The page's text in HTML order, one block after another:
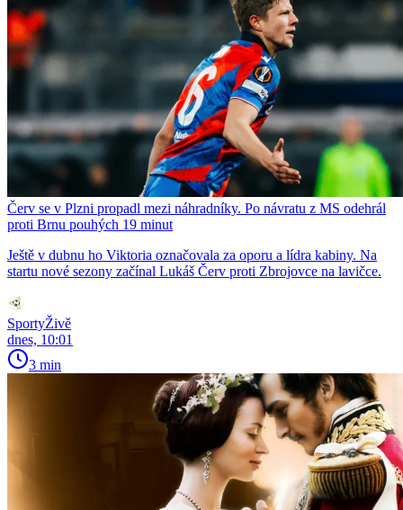
Červ se v Plzni propadl mezi náhradníky. Po návratu z MS odehrál
proti Brnu pouhých 19 minut
Ještě v dubnu ho Viktoria označovala za oporu a lídra kabiny. Na
startu nové sezony začínal Lukáš Červ proti Zbrojovce na lavičce.
SportyŽivě
dnes, 10:01
3 min